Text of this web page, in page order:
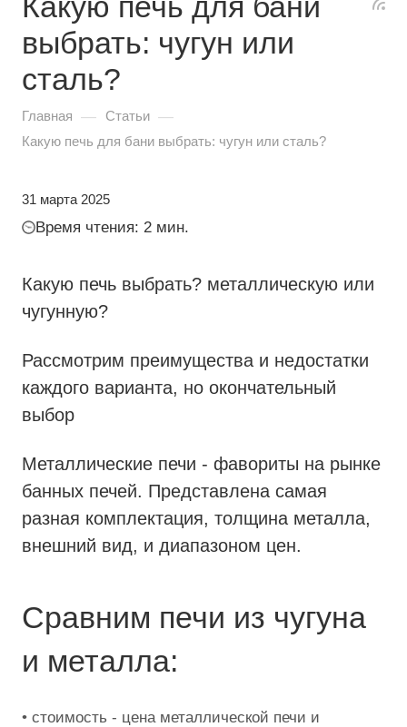
выбрать: чугун или
сталь?
Главная — Статьи —
Какую печь для бани выбрать: чугун или сталь?
31 марта 2025
Время чтения: 2 мин.
Какую печь выбрать? металлическую или
чугунную?
Рассмотрим преимущества и недостатки
каждого варианта, но окончательный
выбор
Металлические печи - фавориты на рынке
банных печей. Представлена самая
разная комплектация, толщина металла,
внешний вид, и диапазоном цен.
Сравним печи из чугуна
и металла:
• стоимость - цена металлической печи и